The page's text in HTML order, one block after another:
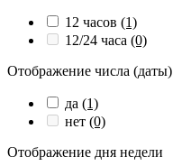
12 часов (1)
12/24 часа (0)
Отображение числа (даты)
да (1)
нет (0)
Отображение дня недели